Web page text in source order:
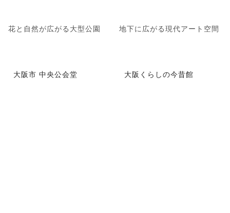
花と自然が広がる大型公園 地下に広がる現代アート空間
大阪市 中央公会堂 大阪くらしの今昔館